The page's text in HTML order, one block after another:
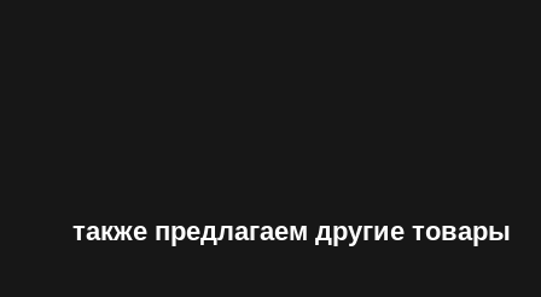
также предлагаем другие товары